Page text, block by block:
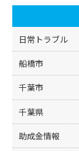
o
o
k
日常トラブル
船橋市
千葉市
千葉県
助成金情報